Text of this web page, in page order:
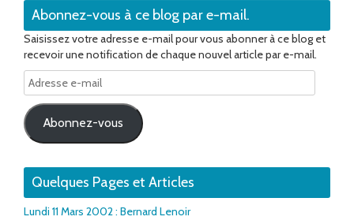
Abonnez-vous à ce blog par e-mail.
Saisissez votre adresse e-mail pour vous abonner à ce blog et
recevoir une notification de chaque nouvel article par e-mail.
Adresse
e-
mail
Abonnez-vous
Quelques Pages et Articles
Lundi 11 Mars 2002 : Bernard Lenoir